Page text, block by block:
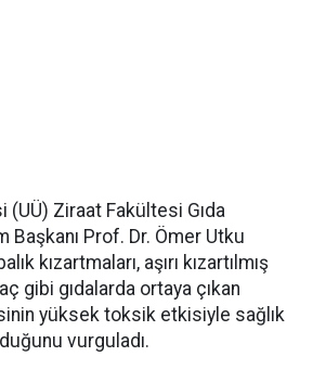
(UÜ) Ziraat Fakültesi Gıda
Başkanı Prof. Dr. Ömer Utku
kızartmaları, aşırı kızartılmış
gibi gıdalarda ortaya çıkan
yüksek toksik etkisiyle sağlık
vurguladı.